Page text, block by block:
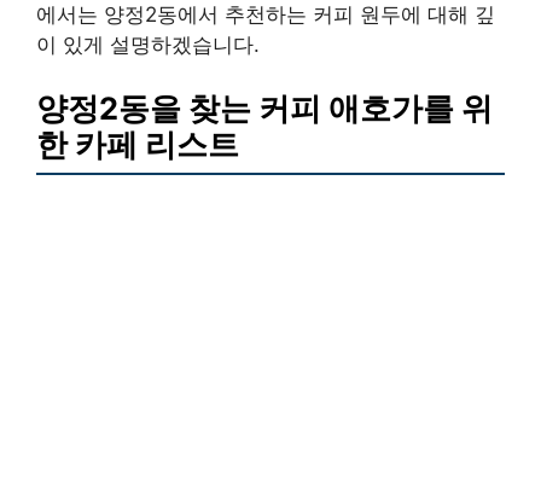
에서는 양정2동에서 추천하는 커피 원두에 대해 깊
이 있게 설명하겠습니다.
양정2동을 찾는 커피 애호가를 위
한 카페 리스트